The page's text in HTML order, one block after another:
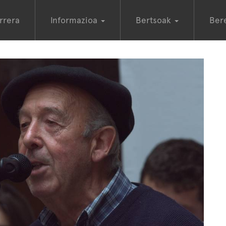
Informazioa Bertsoak